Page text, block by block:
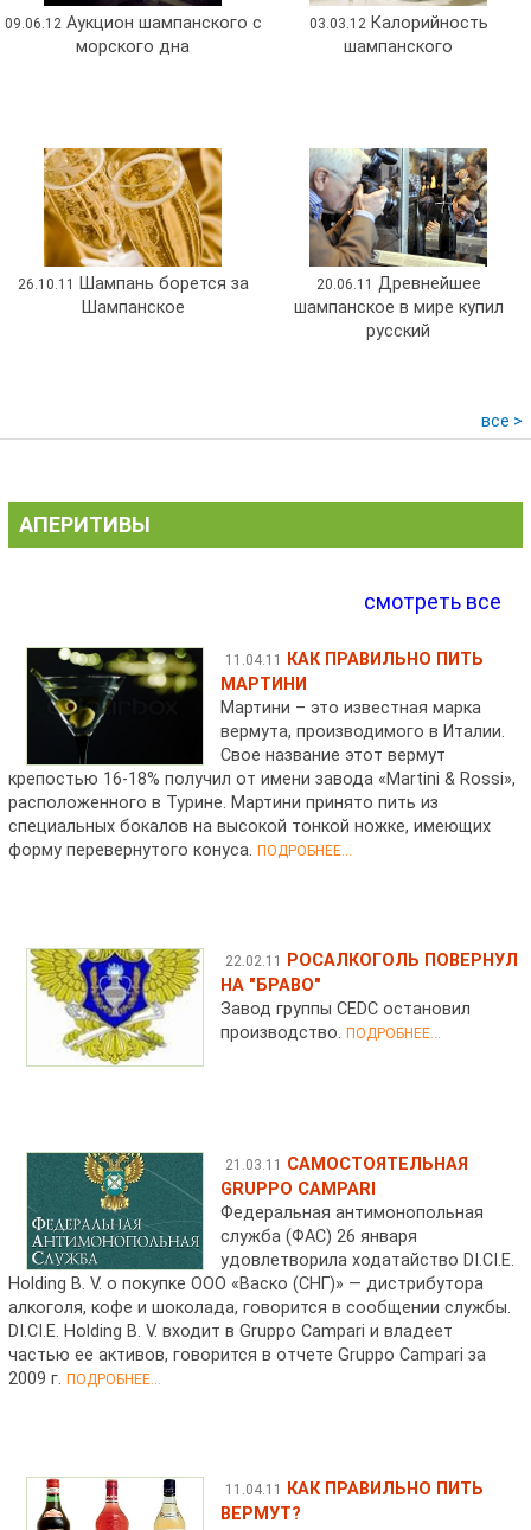
09.06.12Аукцион шампанского с
морского дна
03.03.12Калорийность
шампанского
26.10.11
Шампань борется за
Шампанское
20.06.11 Древнейшее
шампанское в мире купил
русский
все >
АПЕРИТИВЫ
смотреть все
11.04.11
КАК ПРАВИЛЬНО ПИТЬ
МАРТИНИ
Мартини – это известная марка
вермута, производимого в Италии.
Свое название этот вермут
крепостью 16-18% получил от имени завода «Martini & Rossi»,
расположенного в Турине. Мартини принято пить из
специальных бокалов на высокой тонкой ножке, имеющих
форму перевернутого конуса.ПОДРОБНЕЕ...
22.02.11
РОСАЛКОГОЛЬ ПОВЕРНУЛ
НА "БРАВО"
Завод группы CEDC остановил
производство. ПОДРОБНЕЕ...
21.03.11
САМОСТОЯТЕЛЬНАЯ
GRUPPO CAMPARI
Федеральная антимонопольная
служба (ФАС) 26 января
удовлетворила ходатайство DI.CI.E.
Holding B. V. о покупке ООО «Васко (СНГ)» — дистрибутора
алкоголя, кофе и шоколада, говорится в сообщении службы.
DI.CI.E. Holding B. V. входит в Gruppo Campari и владеет
частью ее активов, говорится в отчете Gruppo Campari за
2009 г.ПОДРОБНЕЕ...
11.04.11
КАК ПРАВИЛЬНО ПИТЬ
ВЕРМУТ?